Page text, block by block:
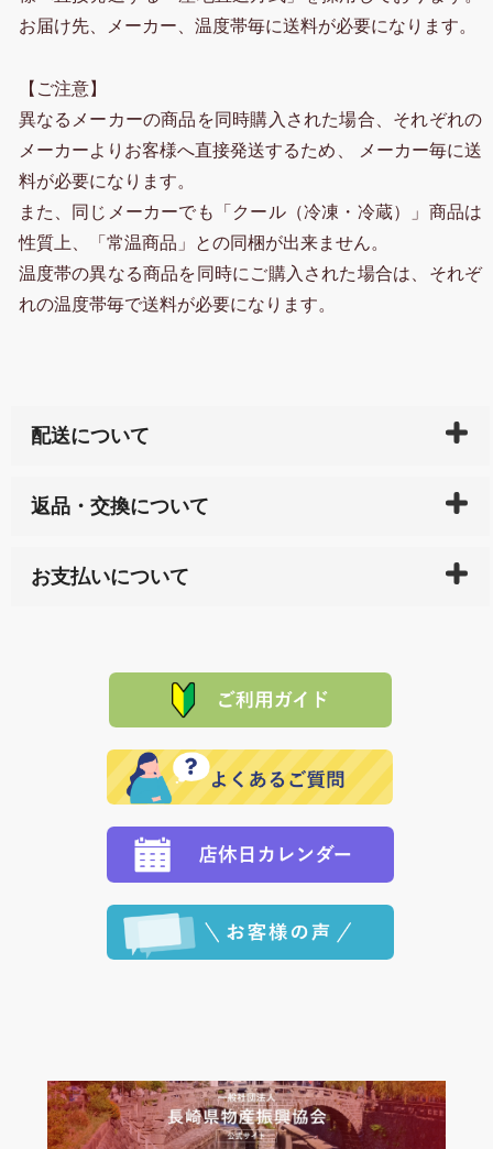
お届け先、メーカー、温度帯毎に送料が必要になります。
【ご注意】
異なるメーカーの商品を同時購入された場合、それぞれの
メーカーよりお客様へ直接発送するため、 メーカー毎に送
料が必要になります。
また、同じメーカーでも「クール（冷凍・冷蔵）」商品は
性質上、「常温商品」との同梱が出来ません。
温度帯の異なる商品を同時にご購入された場合は、それぞ
れの温度帯毎で送料が必要になります。
配送について
天ペイ」の方はご注文受付後）、 長崎県下全域に点在
サイト内で購入された商品の送料は、こちらの
全国送
れの生産メーカーからお客様の元へ直送いたしますの
で、 それぞれ個別に送料が必要になります。
返品・交換について
または配送途中の 事故などで不都合が生じている場合
品代金を返金いたします。）
その際は誠に申し訳ありませんが、当協会までご注文
願いいたします。
お支払いについて
た場合、お客様からの ご入金を確認した後で、商品を
定された場合は、準備出来次第の便にてお送りいたし
ます。 （到着日指定をされている場合は、ご指定の日
程に合わせてお届けいたします。）